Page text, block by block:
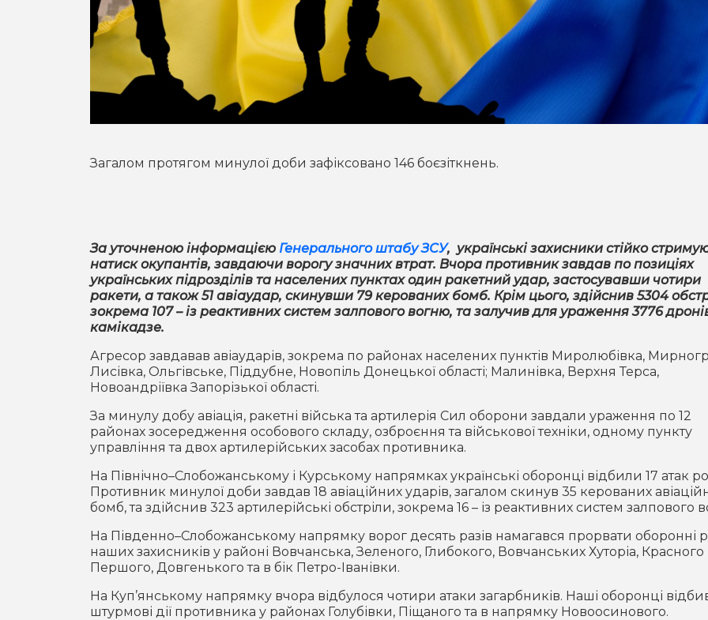
Загалом протягом минулої доби зафіксовано 146 боєзіткнень.
За уточненою інформацією Генерального штабу ЗСУ, українські захисники стійко
натиск окупантів, завдаючи ворогу значних втрат. Вчора противник завдав по позиціях
українських підрозділів та населених пунктах один ракетний удар, застосувавши чотири
ракети, а також 51 авіаудар, скинувши 79 керованих бомб. Крім цього, здійснив 5304
зокрема 107 – із реактивних систем залпового вогню, та залучив для ураження 3776
камікадзе.
Агресор завдавав авіаударів, зокрема по районах населених пунктів Миролюбівка,
Лисівка, Ольгівське, Піддубне, Новопіль Донецької області; Малинівка, Верхня Терса,
Новоандріївка Запорізької області.
За минулу добу авіація, ракетні війська та артилерія Сил оборони завдали ураження по 12
районах зосередження особового складу, озброєння та військової техніки, одному пункту
управління та двох артилерійських засобах противника.
На Північно–Слобожанському і Курському напрямках українські оборонці відбили 17 атак
Противник минулої доби завдав 18 авіаційних ударів, загалом скинув 35 керованих
бомб, та здійснив 323 артилерійські обстріли, зокрема 16 – із реактивних систем залпового
На Південно–Слобожанському напрямку ворог десять разів намагався прорвати оборонні
наших захисників у районі Вовчанська, Зеленого, Глибокого, Вовчанських Хуторіа, Красного
Першого, Довгенького та в бік Петро-Іванівки.
На Куп’янському напрямку вчора відбулося чотири атаки загарбників. Наші оборонці
штурмові дії противника у районах Голубівки, Піщаного та в напрямку Новоосинового.